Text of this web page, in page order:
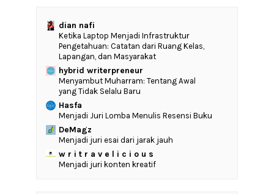
dian nafi
Ketika Laptop Menjadi Infrastruktur
Pengetahuan: Catatan dari Ruang Kelas,
Lapangan, dan Masyarakat
hybrid writerpreneur
Menyambut Muharram: Tentang Awal
yang Tidak Selalu Baru
Hasfa
Menjadi Juri Lomba Menulis Resensi Buku
DeMagz
Menjadi juri esai dari jarak jauh
w r i t r a v e l i c i o u s
Menjadi juri konten kreatif